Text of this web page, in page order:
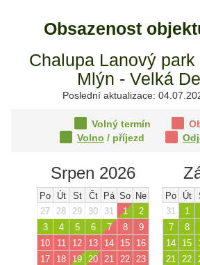
Obsazenost
Chalupa Lanový
Mlýn - Velká
Poslední aktualizace:
Volný termín
Volno / příjezd
Srpen 2026
Po Út St Čt Pá So Ne
27
28 29 30 31 1
2
3
4 5 6 7 8
9
10
11 12 13 14 15
16
17
18 19 20 21 22
23
Po Út
31
1
7
8
14
15
21
22